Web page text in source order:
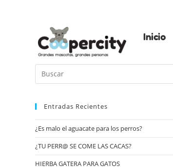
Inicio
Entradas Recientes
¿Es malo el aguacate para los perros?
¿TU PERR@ SE COME LAS CACAS?
HIERBA GATERA PARA GATOS